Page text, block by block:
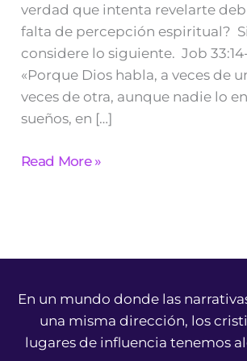
verdad que intenta revelarte
falta de percepción espiritual? Si
considere lo siguiente. Job
«Porque Dios habla, a veces de
veces de otra, aunque nadie lo
sueños, en […]
Read More »
En un mundo donde las
una misma dirección, los
lugares de influencia tenemos